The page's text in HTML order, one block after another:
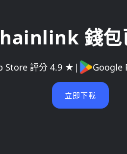
錢包
Store 評分 4.9 ★ | Google
立即下載